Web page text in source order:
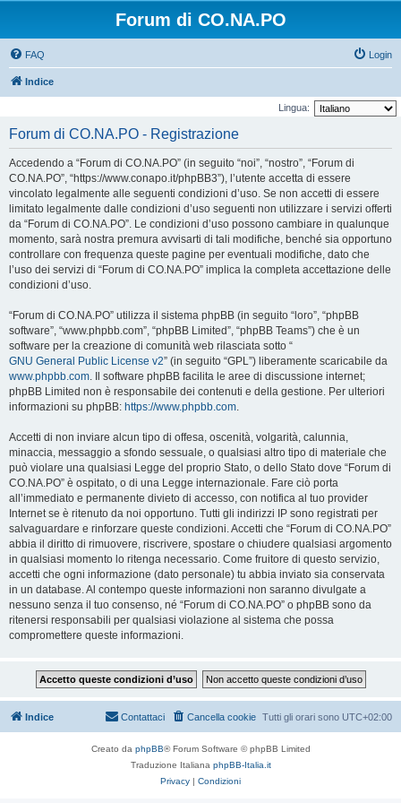
Forum di CO.NA.PO
FAQ Login
Indice
Lingua:
Forum di CO.NA.PO - Registrazione
Accedendo a “Forum di CO.NA.PO” (in seguito “noi”, “nostro”, “Forum di
CO.NA.PO”, “https://www.conapo.it/phpBB3”), l’utente accetta di essere
vincolato legalmente alle seguenti condizioni d’uso. Se non accetti di essere
limitato legalmente dalle condizioni d’uso seguenti non utilizzare i servizi offerti
da “Forum di CO.NA.PO”. Le condizioni d’uso possono cambiare in qualunque
momento, sarà nostra premura avvisarti di tali modifiche, benché sia opportuno
controllare con frequenza queste pagine per eventuali modifiche, dato che
l’uso dei servizi di “Forum di CO.NA.PO” implica la completa accettazione delle
condizioni d’uso.
“Forum di CO.NA.PO” utilizza il sistema phpBB (in seguito “loro”, “phpBB
software”, “www.phpbb.com”, “phpBB Limited”, “phpBB Teams”) che è un
software per la creazione di comunità web rilasciata sotto “
GNU General Public License v2” (in seguito “GPL”) liberamente scaricabile da
www.phpbb.com. Il software phpBB facilita le aree di discussione internet;
phpBB Limited non è responsabile dei contenuti e della gestione. Per ulteriori
informazioni su phpBB: https://www.phpbb.com.
Accetti di non inviare alcun tipo di offesa, oscenità, volgarità, calunnia,
minaccia, messaggio a sfondo sessuale, o qualsiasi altro tipo di materiale che
può violare una qualsiasi Legge del proprio Stato, o dello Stato dove “Forum di
CO.NA.PO” è ospitato, o di una Legge internazionale. Fare ciò porta
all’immediato e permanente divieto di accesso, con notifica al tuo provider
Internet se è ritenuto da noi opportuno. Tutti gli indirizzi IP sono registrati per
salvaguardare e rinforzare queste condizioni. Accetti che “Forum di CO.NA.PO”
abbia il diritto di rimuovere, riscrivere, spostare o chiudere qualsiasi argomento
in qualsiasi momento lo ritenga necessario. Come fruitore di questo servizio,
accetti che ogni informazione (dato personale) tu abbia inviato sia conservata
in un database. Al contempo queste informazioni non saranno divulgate a
nessuno senza il tuo consenso, né “Forum di CO.NA.PO” o phpBB sono da
ritenersi responsabili per qualsiasi violazione al sistema che possa
compromettere queste informazioni.
Indice Tutti gli orari sono UTC+02:00
Cancella cookie
Contattaci
Creato da phpBB® Forum Software © phpBB Limited
Traduzione Italiana phpBB-Italia.it
Privacy | Condizioni